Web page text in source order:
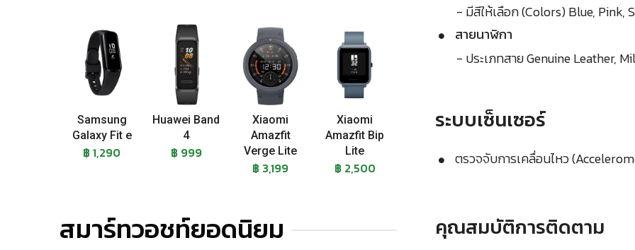
Samsung
Galaxy Fit e
฿ 1,290
Huawei Band
4
฿ 999
Xiaomi
Amazfit
Verge Lite
฿ 3,199
Xiaomi
Amazfit Bip
Lite
฿ 2,500
สมาร์ทวอชท์ยอดนิยม
- มีสีให้เลือก (Colors) Blue, Pink,
สายนาฬิกา
- ประเภทสาย Genuine Leather,
ระบบเซ็นเซอร์
ตรวจจับการเคลื่อนไหว
คุณสมบัติการติดตาม